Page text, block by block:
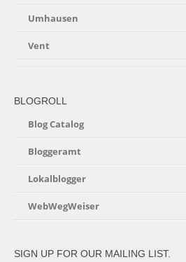
Umhausen
Vent
BLOGROLL
Blog Catalog
Bloggeramt
Lokalblogger
WebWegWeiser
SIGN UP FOR OUR MAILING LIST.